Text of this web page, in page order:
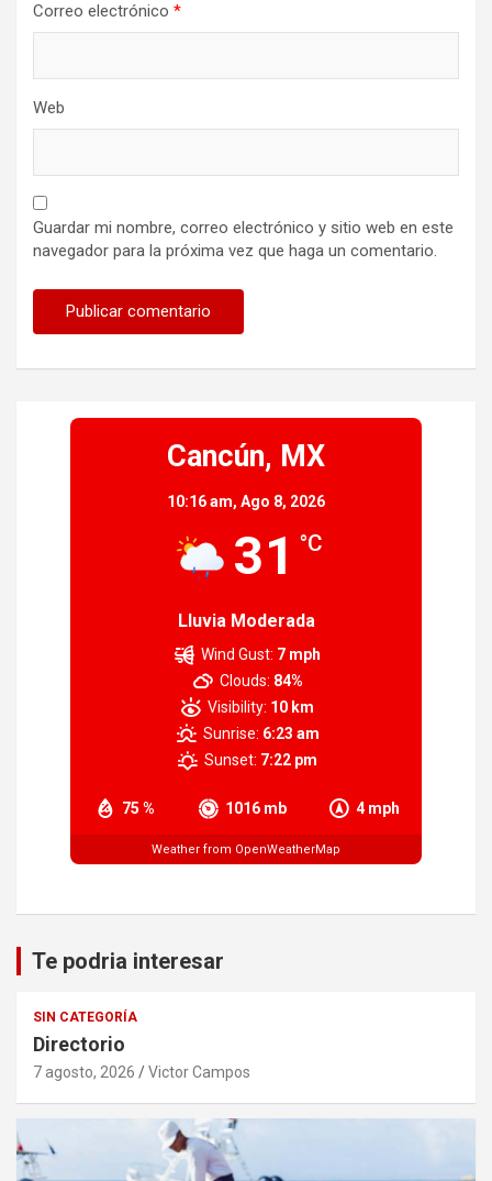
Correo electrónico *
Web
Guardar mi nombre, correo electrónico y sitio web en este
navegador para la próxima vez que haga un comentario.
Cancún, MX
10:16 am, Ago 8, 2026
31 °C
Lluvia Moderada
75 % 1016 mb 4 mph
Wind Gust: 7 mph
Clouds: 84%
Visibility: 10 km
Sunrise: 6:23 am
Sunset: 7:22 pm
Weather from OpenWeatherMap
Te podria interesar
SIN CATEGORÍA
Directorio
7 agosto, 2026 Victor Campos